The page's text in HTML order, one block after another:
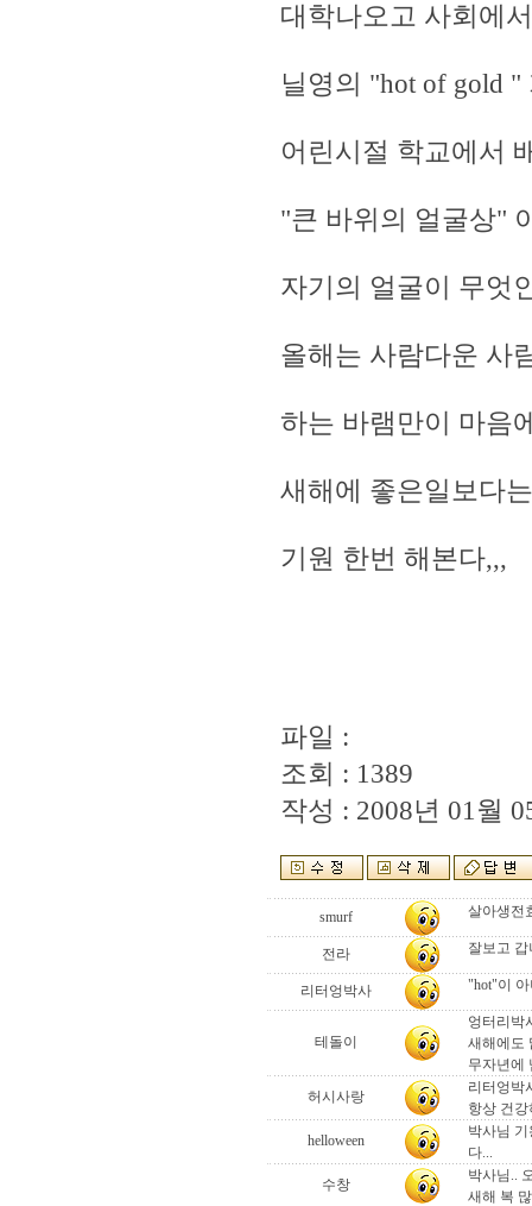
대학나오고 사회에
닐영의 "hot of gold "
어린시절 학교에서
"큰 바위의 얼굴상"
자기의 얼굴이 무엇
올해는 사람다운 사
하는 바램만이 마음
새해에 좋은일보다
기원 한번 해본다,,,
파일 :
조회 : 1389
작성 : 2008년 01월
smurf 살아생전
전라 잘보고
리터엉박사 "hot"이
테돌이
엉터리박
새해에도
무자년에
허시사랑
리터엉박
항상 건
helloween
박사님
다...
수창
박사님..
새해 복